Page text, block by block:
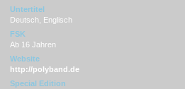
Untertitel
Deutsch, Englisch
FSK
Ab 16 Jahren
Website
http://polyband.de
Special Edition